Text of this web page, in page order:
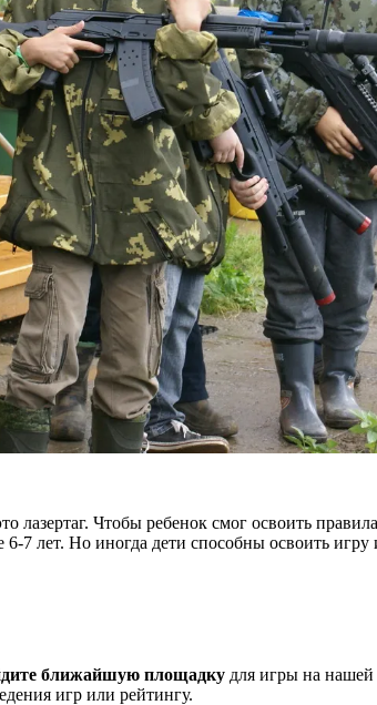
лазертаг. Чтобы ребенок смог освоить
6-7 лет. Но иногда дети способны освоить игру
ближайшую площадку для игры на нашей
игр или рейтингу.